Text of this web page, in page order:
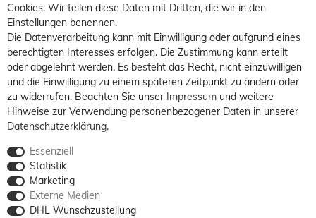
Cookies. Wir teilen diese Daten mit Dritten, die wir in den
Einstellungen benennen.
Die Datenverarbeitung kann mit Einwilligung oder aufgrund eines
berechtigten Interesses erfolgen. Die Zustimmung kann erteilt
oder abgelehnt werden. Es besteht das Recht, nicht einzuwilligen
und die Einwilligung zu einem späteren Zeitpunkt zu ändern oder
zu widerrufen. Beachten Sie unser Impressum und weitere
Hinweise zur Verwendung personenbezogener Daten in unserer
Daten­schutz­erklärung.
Essenziell
Statistik
Marketing
Externe Medien
DHL Wunschzustellung